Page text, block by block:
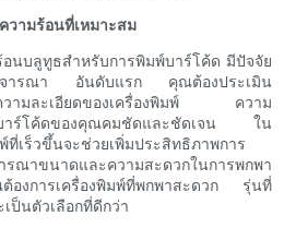
วามร้อนที่เหมาะสม
อนบลูทูธสำหรับการพิมพ์บาร์โค้ด มีปัจจัย
พิจารณา อันดับแรก คุณต้องประเมิน
ความละเอียดของเครื่องพิมพ์ ความ
บาร์โค้ดของคุณคมชัดและชัดเจน ใน
เร็วขึ้นจะช่วยเพิ่มประสิทธิภาพการ
รณาขนาดและความสะดวกในการพกพา
งการเครื่องพิมพ์ที่พกพาสะดวก รุ่นที่
ป็นตัวเลือกที่ดีกว่า